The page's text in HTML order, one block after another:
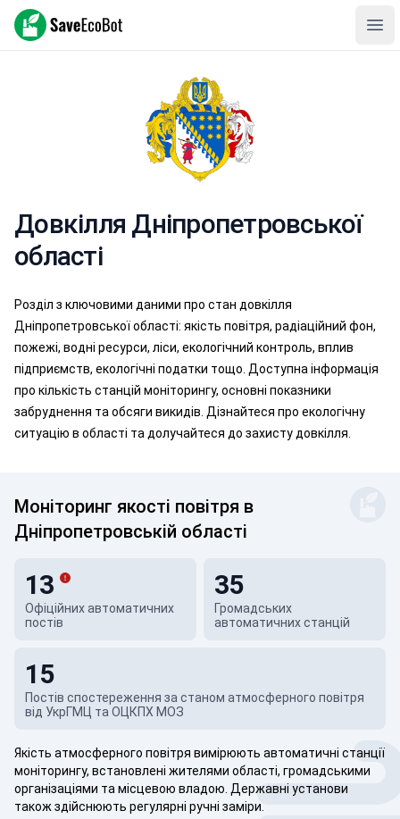
SaveEcoBot
Довкілля Дніпропетровської
області
Розділ з ключовими даними про стан довкілля
Дніпропетровської області: якість повітря, радіаційний фон,
пожежі, водні ресурси, ліси, екологічний контроль, вплив
підприємств, екологічні податки тощо. Доступна інформація
про кількість станцій моніторингу, основні показники
забруднення та обсяги викидів. Дізнайтеся про екологічну
ситуацію в області та долучайтеся до захисту довкілля.
Моніторинг якості повітря в
Дніпропетровській області
Офіційних автоматичних
постів
13
Громадських
автоматичних станцій
35
Постів спостереження за станом атмосферного повітря
від УкрГМЦ та ОЦКПХ МОЗ
15
Якість атмосферного повітря вимірюють автоматичні станції
моніторингу, встановлені жителями області, громадськими
організаціями та місцевою владою. Державні установи
також здійснюють регулярні ручні заміри.